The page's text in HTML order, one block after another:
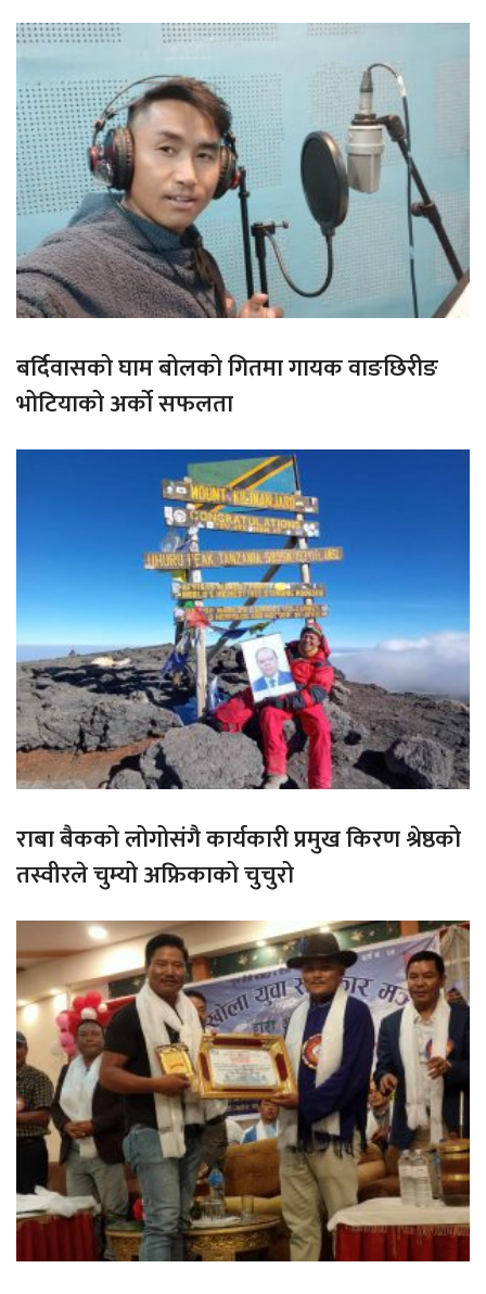
बर्दिवासको घाम बोलको गितमा गायक वाङछिरीङ
भोटियाको अर्को सफलता
राबा बैकको लोगोसंगै कार्यकारी प्रमुख किरण श्रेष्ठको
तस्वीरले चुम्यो अफ्रिकाको चुचुरो